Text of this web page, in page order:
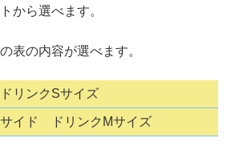
から選べます。
表の内容が選べます。
リンクSサイズ
イド ドリンクMサイズ